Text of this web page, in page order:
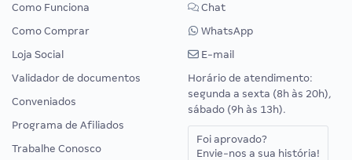
Como Funciona
Como Comprar
Loja Social
Validador de documentos
Conveniados
Programa de Afiliados
Trabalhe Conosco
Chat
WhatsApp
E-mail
Horário de atendimento:
segunda a sexta (8h às 20h),
sábado (9h às 13h).
Foi aprovado?
Envie-nos a sua história!